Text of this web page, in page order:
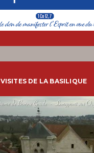
VISITES DE LA BASILIQUE